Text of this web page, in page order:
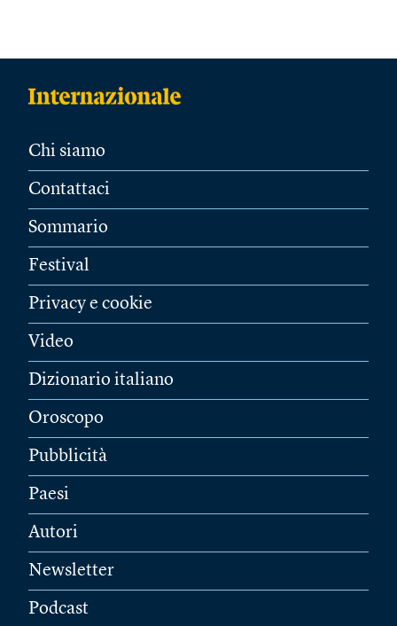
Chi siamo
Contattaci
Sommario
Festival
Privacy e cookie
Video
Dizionario italiano
Oroscopo
Pubblicità
Paesi
Autori
Newsletter
Podcast